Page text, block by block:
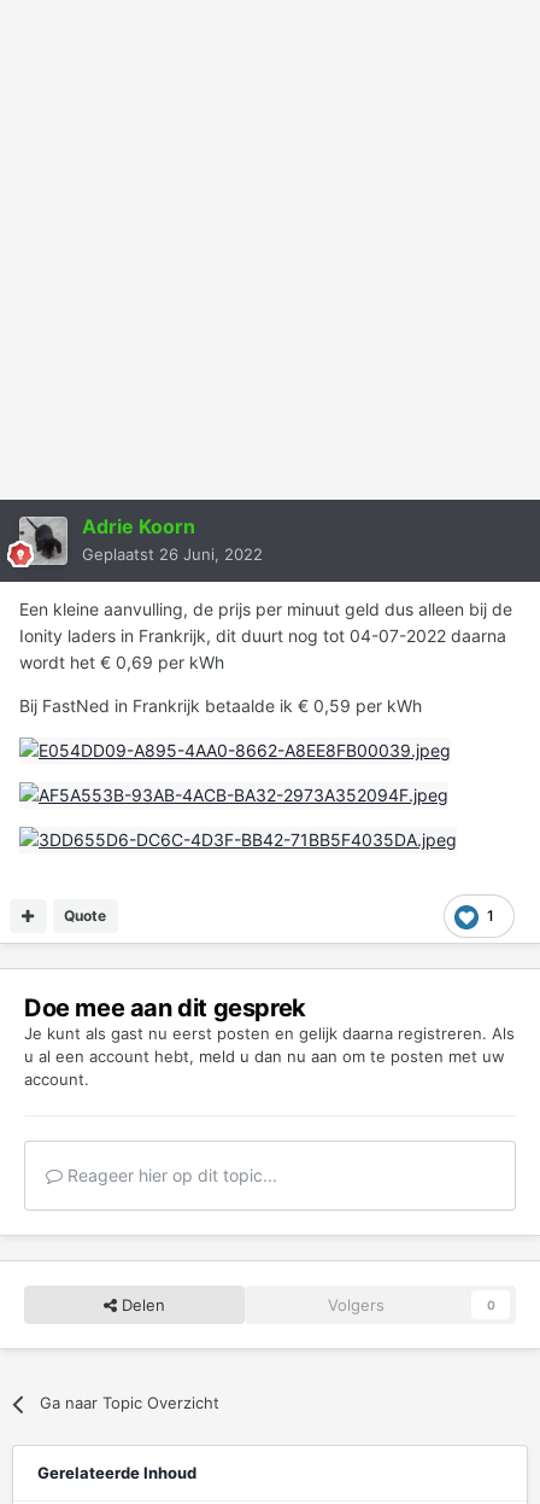
Adrie Koorn
Geplaatst 26 Juni, 2022
Een kleine aanvulling, de prijs per minuut geld dus alleen bij de
Ionity laders in Frankrijk, dit duurt nog tot 04-07-2022 daarna
wordt het € 0,69 per kWh
Bij FastNed in Frankrijk betaalde ik € 0,59 per kWh
1
Quote
Doe mee aan dit gesprek
Je kunt als gast nu eerst posten en gelijk daarna registreren. Als
u al een account hebt, meld u dan nu aan om te posten met uw
account.
Reageer hier op dit topic...
Delen Volgers 0
Ga naar Topic Overzicht
Gerelateerde Inhoud